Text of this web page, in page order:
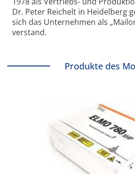
Dr. Peter Reichelt in Heidelberg
sich das Unternehmen als
verstand.
Produkte des